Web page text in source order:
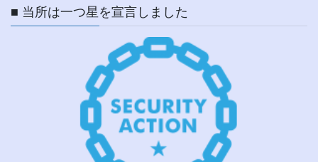
■ 当所は一つ星を宣言しました